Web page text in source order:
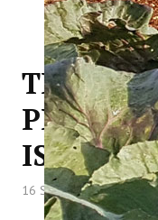
16 Svibanj 2013